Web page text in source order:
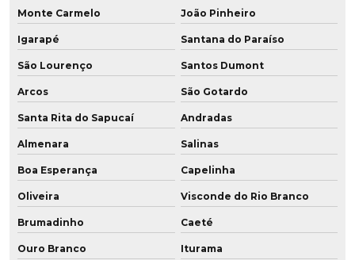
Placa de poliuretano 5mm
Placa de poliuretano onde comprar
Placa de pu onde comprar
Placas de poliuretano preço
Polia em baixa dureza
Polia em poliuretano
Poliuretano aditivado
Monte Carmelo João Pinheiro
Igarapé Santana do Paraíso
São Lourenço Santos Dumont
Arcos São Gotardo
Santa Rita do Sapucaí Andradas
Almenara Salinas
Boa Esperança Capelinha
Oliveira Visconde do Rio Branco
Brumadinho Caeté
Ouro Branco Iturama